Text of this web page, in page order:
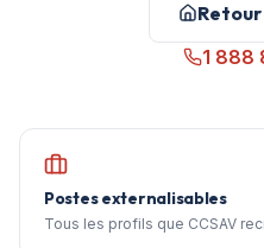
1 888
Postes externalisables
Tous les profils que CCSAV